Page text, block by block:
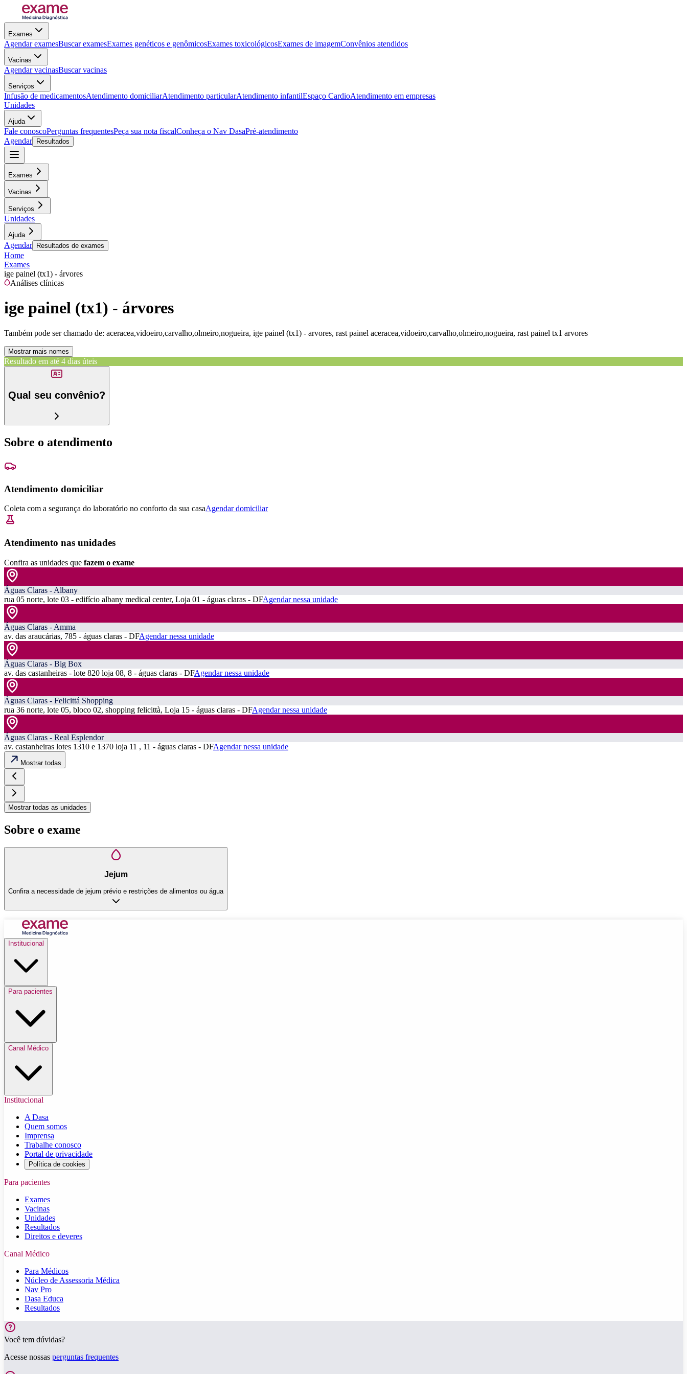
Exames
Agendar examesBuscar examesExames genéticos e genômicosExames toxicológicosExames de imagemConvênios atendidos
Vacinas
Agendar vacinasBuscar vacinas
Serviços
Infusão de medicamentosAtendimento domiciliarAtendimento particularAtendimento infantilEspaço CardioAtendimento em empresas
Unidades
Ajuda
Fale conoscoPerguntas frequentesPeça sua nota fiscalConheça o Nav DasaPré-atendimento
Agendar
Resultados
Exames
Vacinas
Serviços
Unidades
Ajuda
Agendar Resultados de exames
Home
Exames
ige painel (tx1) - árvores
Análises clínicas
ige painel (tx1) - árvores
Também pode ser chamado de: aceracea,vidoeiro,carvalho,olmeiro,nogueira, ige painel (tx1) - arvores, rast painel aceracea,vidoeiro,carvalho,olmeiro,nogueira, rast painel tx1 arvores
Mostrar mais nomes
Resultado em até 4 dias úteis
Qual seu convênio?
Sobre o atendimento
Atendimento domiciliar
Coleta com a segurança do laboratório no conforto da sua casaAgendar domiciliar
Atendimento nas unidades
Confira as unidades que fazem o exame
Águas Claras - Albany
rua 05 norte, lote 03 - edifício albany medical center, Loja 01 - águas claras - DFAgendar nessa unidade
Águas Claras - Amma
av. das araucárias, 785 - águas claras - DFAgendar nessa unidade
Águas Claras - Big Box
av. das castanheiras - lote 820 loja 08, 8 - águas claras - DFAgendar nessa unidade
Águas Claras - Felicittá Shopping
rua 36 norte, lote 05, bloco 02, shopping felicittà, Loja 15 - águas claras - DFAgendar nessa unidade
Águas Claras - Real Esplendor
av. castanheiras lotes 1310 e 1370 loja 11 , 11 - águas claras - DFAgendar nessa unidade
Mostrar todas
Mostrar todas as unidades
Sobre o exame
Jejum
Confira a necessidade de jejum prévio e restrições de alimentos ou água
Institucional
Para pacientes
Canal Médico
Institucional
A Dasa
Quem somos
Imprensa
Trabalhe conosco
Portal de privacidade
Política de cookies
Para pacientes
Exames
Vacinas
Unidades
Resultados
Direitos e deveres
Canal Médico
Para Médicos
Núcleo de Assessoria Médica
Nav Pro
Dasa Educa
Resultados
Você tem dúvidas?
Acesse nossas perguntas frequentes